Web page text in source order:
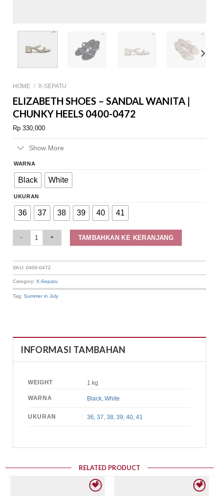
HOME / X-SEPATU
ELIZABETH SHOES – SANDAL WANITA |
CHUNKY HEELS 0400-0472
Rp 330,000
Show More
WARNA
Black White
UKURAN
36 37 38 39 40 41
TAMBAHKAN KE KERANJANG
SKU:0400-0472
Category:X-Sepatu
Tag:Summer in July
INFORMASI TAMBAHAN
WEIGHT 1 kg
WARNA Black ,White
UKURAN 36 ,37 ,38 ,39 ,40 ,41
RELATED PRODUCT